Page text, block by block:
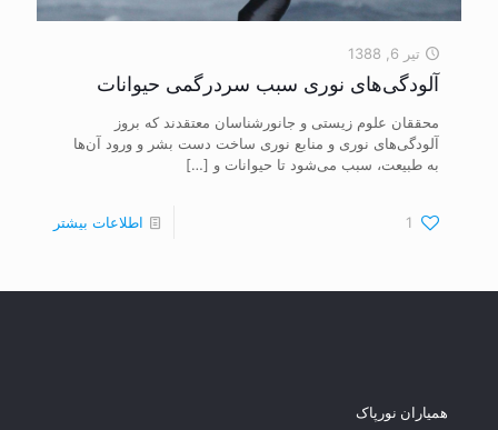
تیر 6, 1388
آلودگی‌های نوری سبب سردرگمی حیوانات
محققان علوم زیستی و جانورشناسان معتقدند که بروز
آلودگی‌های نوری و منابع نوری ساخت دست بشر و ورود آن‌ها
به طبیعت، سبب می‌شود تا حیوانات و […]
1 اطلاعات بیشتر
همیاران نورپاک